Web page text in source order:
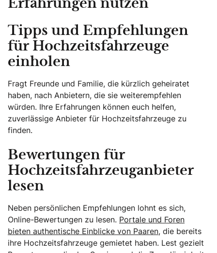
Erfahrungen nutzen
Tipps und Empfehlungen
für Hochzeitsfahrzeuge
einholen
Fragt Freunde und Familie, die kürzlich geheiratet
haben, nach Anbietern, die sie weiterempfehlen
würden. Ihre Erfahrungen können euch helfen,
zuverlässige Anbieter für Hochzeitsfahrzeuge zu
finden.
Bewertungen für
Hochzeitsfahrzeuganbieter
lesen
Neben persönlichen Empfehlungen lohnt es sich,
Online-Bewertungen zu lesen. Portale und Foren
bieten authentische Einblicke von Paaren, die bereits
ihre Hochzeitsfahrzeuge gemietet haben. Lest gezielt